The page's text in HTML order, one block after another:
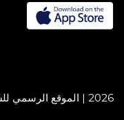
2026 | الموقع الرسمي للشيخ جيل صادق